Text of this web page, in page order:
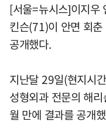
[서울=뉴시스]이지우
킨슨(71)이 안면 회
공개했다.
지난달 29일(현지시
성형외과 전문의 해
월 만에 결과를 공개